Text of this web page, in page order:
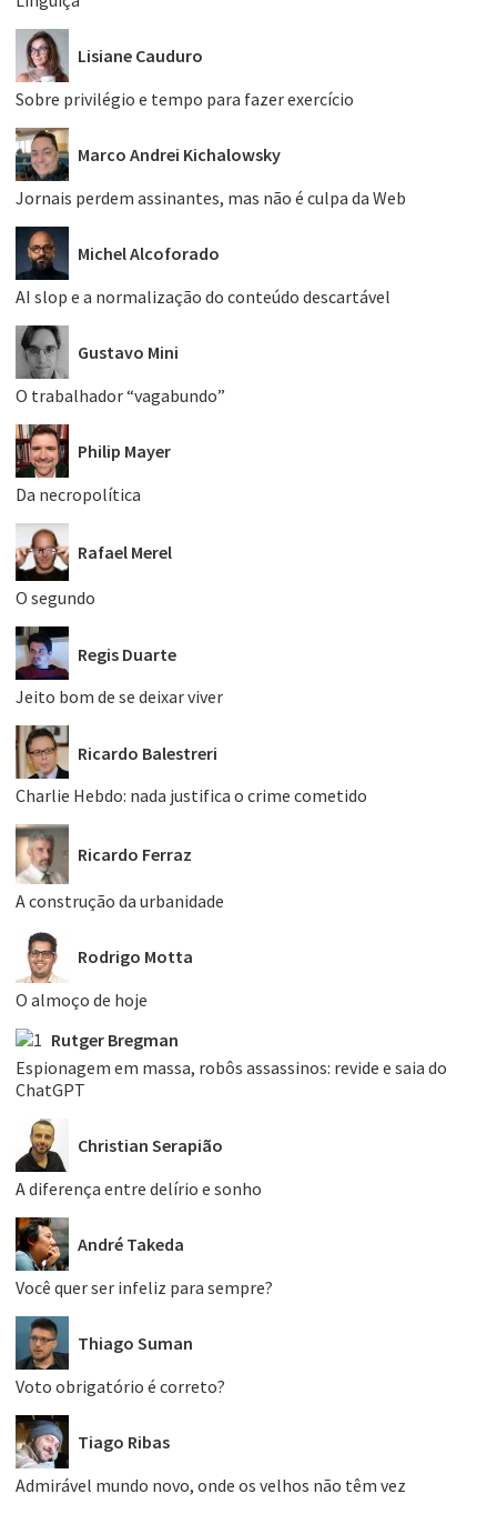
Lisiane Cauduro
Sobre privilégio e tempo para fazer exercício
Marco Andrei Kichalowsky
Jornais perdem assinantes, mas não é culpa da Web
Michel Alcoforado
AI slop e a normalização do conteúdo descartável
Gustavo Mini
O trabalhador “vagabundo”
Philip Mayer
Da necropolítica
Rafael Merel
O segundo
Regis Duarte
Jeito bom de se deixar viver
Ricardo Balestreri
Charlie Hebdo: nada justifica o crime cometido
Ricardo Ferraz
A construção da urbanidade
Rodrigo Motta
O almoço de hoje
Rutger Bregman
Espionagem em massa, robôs assassinos: revide e saia do
ChatGPT
Christian Serapião
A diferença entre delírio e sonho
André Takeda
Você quer ser infeliz para sempre?
Thiago Suman
Voto obrigatório é correto?
Tiago Ribas
Admirável mundo novo, onde os velhos não têm vez